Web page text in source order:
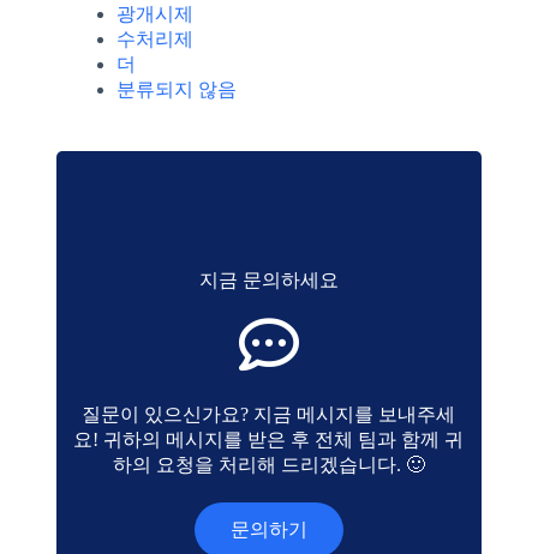
광개시제
수처리제
더
분류되지 않음
지금 문의하세요
질문이 있으신가요? 지금 메시지를 보내주세
요! 귀하의 메시지를 받은 후 전체 팀과 함께 귀
하의 요청을 처리해 드리겠습니다. 🙂
문의하기